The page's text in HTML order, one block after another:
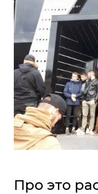
Про это